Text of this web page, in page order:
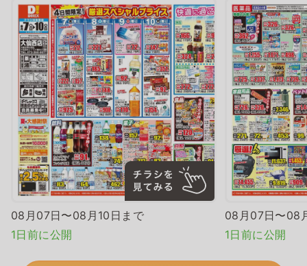
08月07日〜08月10日まで
1日前に公開
08月07日〜08
1日前に公開